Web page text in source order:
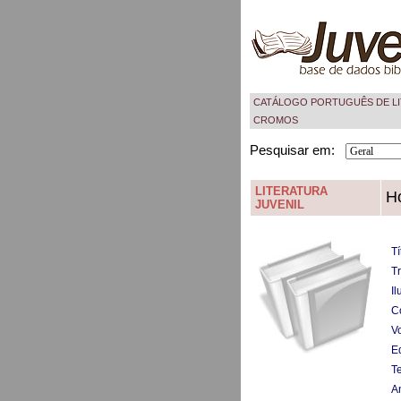
CATÁLOGO PORTUGUÊS DE
CROMOS
Pesquisar em:
LITERATURA
JUVENIL